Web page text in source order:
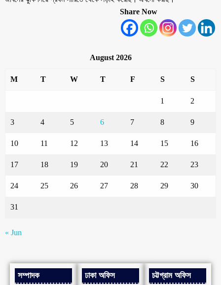
Share Now
August 2026
M T W T F S S
1 2
3 4 5 6 7 8 9
10 11 12 13 14 15 16
17 18 19 20 21 22 23
24 25 26 27 28 29 30
31
« Jun
সম্পাদক ঢাকা অফিস চট্টগ্রাম অফিস